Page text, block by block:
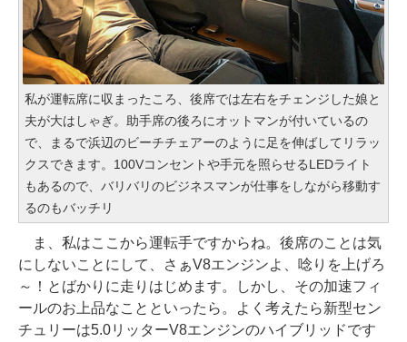
私が運転席に収まったころ、後席では左右をチェンジした娘と
夫が大はしゃぎ。助手席の後ろにオットマンが付いているの
で、まるで浜辺のビーチチェアーのように足を伸ばしてリラッ
クスできます。100Vコンセントや手元を照らせるLEDライト
もあるので、バリバリのビジネスマンが仕事をしながら移動す
るのもバッチリ
ま、私はここから運転手ですからね。後席のことは気
にしないことにして、さぁV8エンジンよ、唸りを上げろ
～！とばかりに走りはじめます。しかし、その加速フィ
ールのお上品なことといったら。よく考えたら新型セン
チュリーは5.0リッターV8エンジンのハイブリッドです